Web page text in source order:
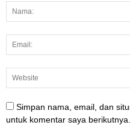
Simpan nama, email, dan
untuk komentar saya berikutnya.